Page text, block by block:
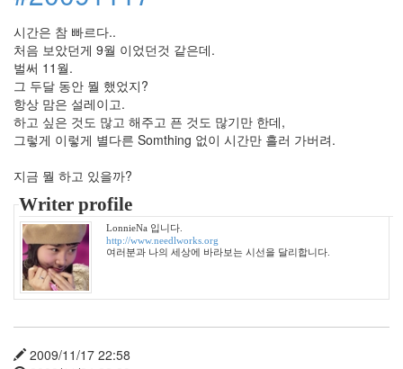
시간은 참 빠르다..
처음 보았던게 9월 이었던것 같은데.
벌써 11월.
그 두달 동안 뭘 했었지?
항상 맘은 설레이고.
하고 싶은 것도 많고 해주고 픈 것도 많기만 한데,
그렇게 이렇게 별다른 Somthing 없이 시간만 흘러 가버려.
지금 뭘 하고 있을까?
Writer profile
LonnieNa 입니다.
http://www.needlworks.org
여러분과 나의 세상에 바라보는 시선을 달리합니다.
2009/11/17 22:58
더
위
bug
등
째
즈
꽃
붕
어
이
드